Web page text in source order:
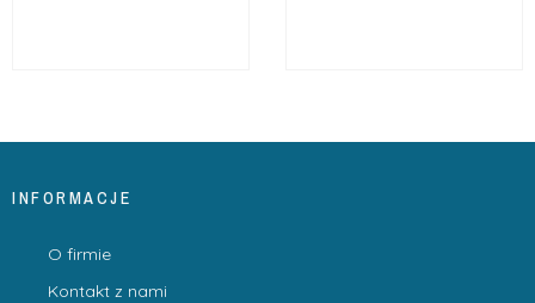
INFORMACJE
O firmie
Kontakt z nami